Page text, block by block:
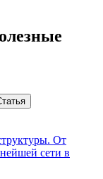
От
сети в